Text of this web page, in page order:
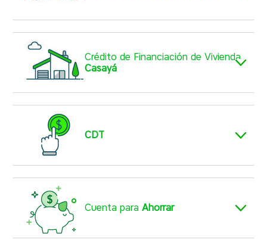
Crédito de Financiación de Vivienda
Casayá
CDT
Cuenta paraAhorrar